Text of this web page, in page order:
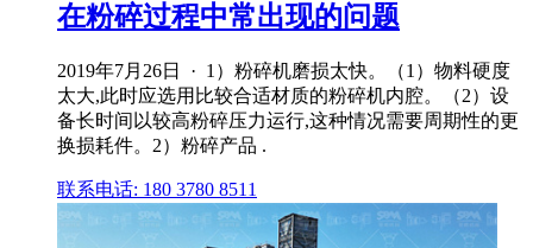
在粉碎过程中常出现的问题
2019年7月26日 · 1）粉碎机磨损太快。（1）物料硬度
太大,此时应选用比较合适材质的粉碎机内腔。（2）设
备长时间以较高粉碎压力运行,这种情况需要周期性的更
换损耗件。2）粉碎产品 .
联系电话: 180 3780 8511